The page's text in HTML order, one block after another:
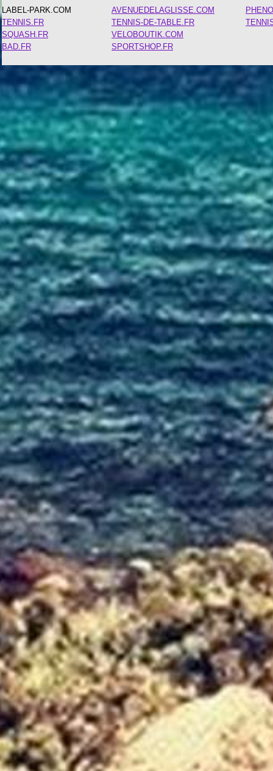
LABEL-PARK.COM
TENNIS.FR
SQUASH.FR
BAD.FR
AVENUEDELAGLISSE.COM
TENNIS-DE-TABLE.FR
VELOBOUTIK.COM
SPORTSHOP.FR